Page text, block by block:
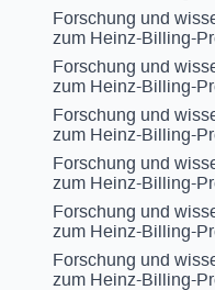
Forschung und
zum Heinz-Billing-
Forschung und
zum Heinz-Billing-
Forschung und
zum Heinz-Billing-
Forschung und
zum Heinz-Billing-
Forschung und
zum Heinz-Billing-
Forschung und
zum Heinz-Billing-